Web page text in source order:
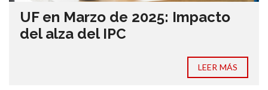
UF en Marzo de 2025: Impacto
del alza del IPC
LEER MÁS